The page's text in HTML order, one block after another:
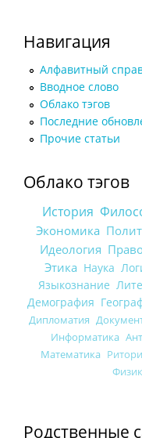
Навигация
Алфавитный
Вводное слово
Облако тэгов
Последние
Прочие статьи
Облако тэгов
История
Экономика
Идеология Право
Этика Наука
Языкознание
Демография
Дипломатия
Информатика
Математика
Родственные